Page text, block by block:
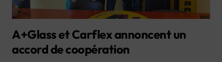
A+Glass et Carflex annoncent un
accord de coopération